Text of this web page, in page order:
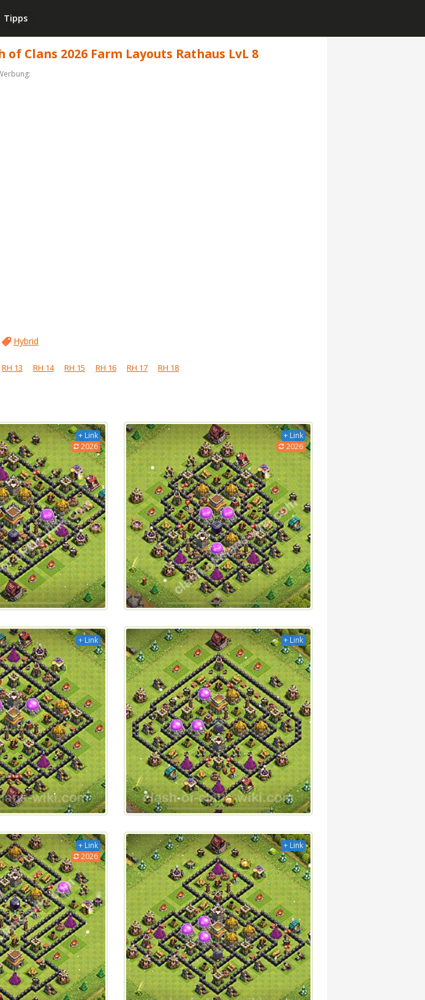
Tipps
of Clans 2026 Farm Layouts Rathaus LvL 8
Hybrid
RH 13 RH 14 RH 15 RH 16 RH 17 RH 18
+ Link
2026
+ Link
2026
+ Link + Link
+ Link
2026
+ Link